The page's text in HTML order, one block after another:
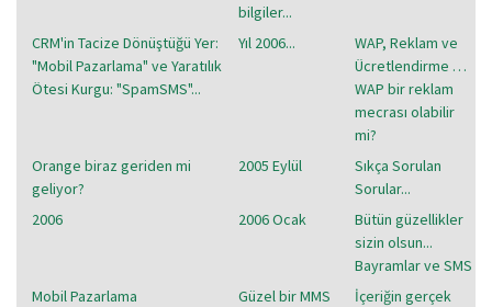
bilgiler...
CRM'in Tacize Dönüştüğü Yer:
"Mobil Pazarlama" ve Yaratılık
Ötesi Kurgu: "SpamSMS"...
Yıl 2006...
WAP, Reklam ve
Ücretlendirme …
WAP bir reklam
mecrası olabilir
mi?
Orange biraz geriden mi
geliyor?
2005 Eylül
Sıkça Sorulan
Sorular...
2006
2006 Ocak
Bütün güzellikler
sizin olsun...
Bayramlar ve SMS
Mobil Pazarlama
Güzel bir MMS
İçeriğin gerçek